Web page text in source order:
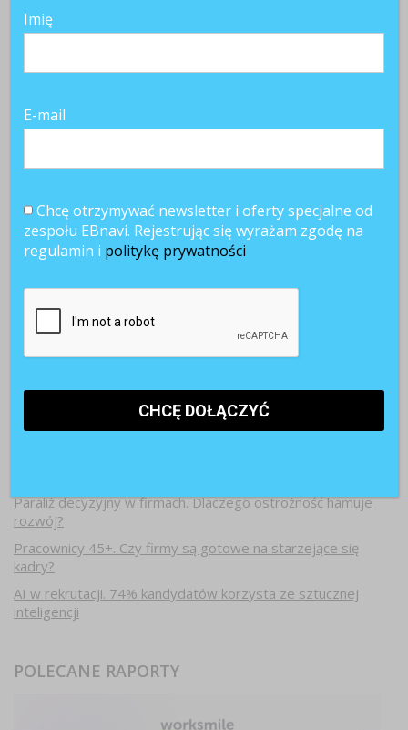
Paraliż decyzyjny w firmach. Dlaczego ostrożność hamuje
rozwój?
Pracownicy 45+. Czy firmy są gotowe na starzejące się
kadry?
AI w rekrutacji. 74% kandydatów korzysta ze sztucznej
inteligencji
POLECANE RAPORTY
Imię
E-mail
Chcę otrzymywać newsletter i oferty specjalne od
zespołu EBnavi. Rejestrując się wyrażam zgodę na
regulamin i politykę prywatności